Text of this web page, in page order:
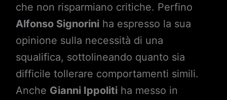
che non risparmiano critiche. Perfino
Alfonso Signoriniha espresso la sua
opinione sulla necessità di una
squalifica, sottolineando quanto sia
difficile tollerare comportamenti simili.
Anche Gianni Ippolitiha messo in